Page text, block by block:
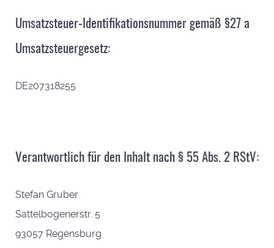
Umsatzsteuer-Identifikationsnummer gemäß §27 a
Umsatzsteuergesetz:
DE207318255
Verantwortlich für den Inhalt nach § 55 Abs. 2 RStV:
Stefan Gruber
Sattelbogenerstr. 5
93057 Regensburg